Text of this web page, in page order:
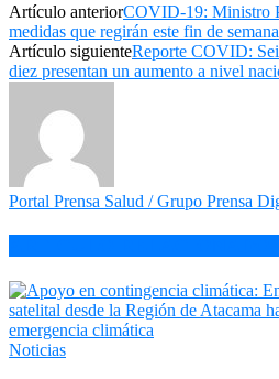
Artículo anteriorCOVID-19: Ministro
medidas que regirán este fin de
Artículo siguienteReporte COVID:
diez presentan un aumento a nivel
Portal Prensa Salud / Grupo Prensa
Noticias